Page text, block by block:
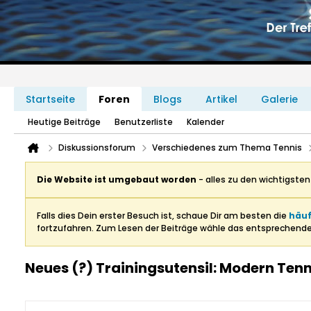
Startseite Foren Blogs Artikel Galerie
Heutige Beiträge Benutzerliste Kalender
Diskussionsforum Verschiedenes zum Thema Tennis
Die Website ist umgebaut worden - alles zu den
Falls dies Dein erster Besuch ist, schaue Dir am besten die
fortzufahren. Zum Lesen der Beiträge wähle das
Neues (?) Trainingsutensil: Modern